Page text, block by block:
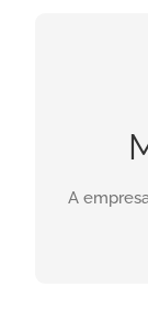
A
Necessita